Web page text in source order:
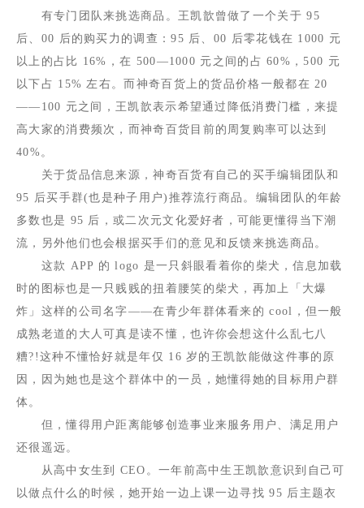
有专门团队来挑选商品。王凯歆曾做了一个关于 95
后、 00 后的购买力的调查：95 后、 00 后零花钱在 1000 元
以上的占比 16% ，在 500—1000 元之间的占60% ，500 元
以下占 15% 左右。而神奇百货上的货品价格一般都在 20
—— 100 元之间，王凯歆表示希望通过降低消费门槛，来提
高大家的消费频次，而神奇百货目前的周复购率可以达到
40% 。
关于货品信息来源，神奇百货有自己的买手编辑团队和
95 后买手群(也是种子用户) 推荐流行商品。编辑团队的年龄
多数也是 95 后，或二次元文化爱好者，可能更懂得当下潮
流，另外他们也会根据买手们的意见和反馈来挑选商品。
这款 APP 的logo 是一只斜眼看着你的柴犬，信息加载
时的图标也是一只贱贱的扭着腰笑的柴犬，再加上「大爆
炸」这样的公司名字——在青少年群体看来的cool
，但一般
成熟老道的大人可真是读不懂，也许你会想这什么乱七八
糟?! 这种不懂恰好就是年仅 16岁的王凯歆能做这件事的原
因，因为她也是这个群体中的一员，她懂得她的目标用户群
体。
但，懂得用户距离能够创造事业来服务用户、满足用户
还很遥远。
从高中女生到
CEO 。一年前高中生王凯歆意识到自己可
以做点什么的时候，她开始一边上课一边寻找95 后主题衣